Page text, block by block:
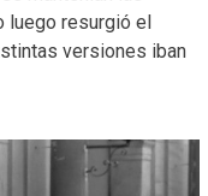
luego resurgió el
versiones iban